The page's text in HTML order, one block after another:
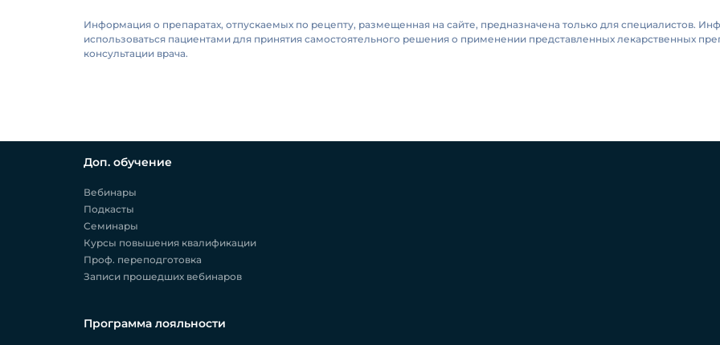
Информация о препаратах, отпускаемых по рецепту, размещенная на сайте, предназначена только для специалистов.
использоваться пациентами для принятия самостоятельного решения о применении представленных лекарственных
консультации врача.
Доп. обучение
Вебинары
Подкасты
Семинары
Курсы повышения квалификации
Проф. переподготовка
Записи прошедших вебинаров
Программа лояльности